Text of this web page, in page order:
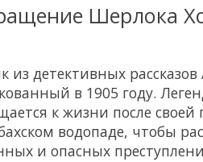
Шерлока
из детективных
в 1905 году.
к жизни после
водопаде, чтобы
и опасных